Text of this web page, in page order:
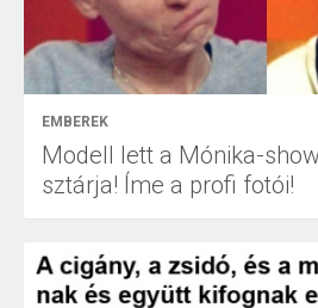
EMBEREK
Modell lett a Mónika-
sztárja! Íme a profi fotói!